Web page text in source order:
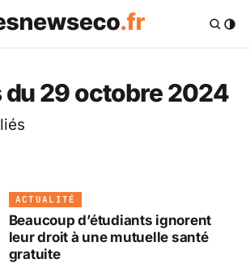
News Eco .fr —
29 octobre 2024
ACTUALITÉ
Beaucoup d’étudiants ignorent
leur droit à une mutuelle santé
gratuite